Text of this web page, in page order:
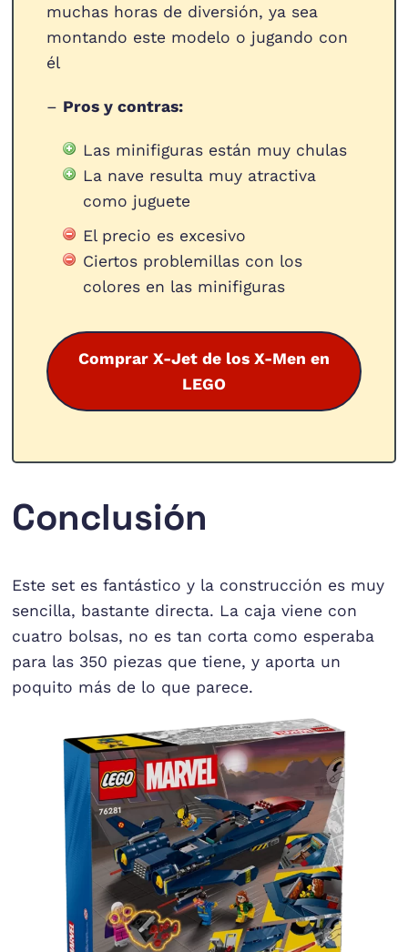
muchas horas de diversión, ya sea
montando este modelo o jugando con
él
– Pros y contras:
Las minifiguras están muy chulas
La nave resulta muy atractiva
como juguete
El precio es excesivo
Ciertos problemillas con los
colores en las minifiguras
Comprar X-Jet de los X-Men en
LEGO
Conclusión
Este set es fantástico y la construcción es muy
sencilla, bastante directa. La caja viene con
cuatro bolsas, no es tan corta como esperaba
para las 350 piezas que tiene, y aporta un
poquito más de lo que parece.